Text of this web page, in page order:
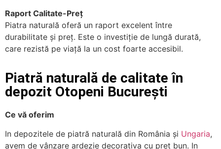
Raport Calitate-Preț
Piatra naturală oferă un raport excelent între
durabilitate și preț. Este o investiție de lungă durată,
care rezistă pe viață la un cost foarte accesibil.
Piatră naturală de calitate în
depozit Otopeni București
Ce vă oferim
In depozitele de piatră naturală din România și Ungaria,
avem de vânzare ardezie decorativa cu preț bun. In